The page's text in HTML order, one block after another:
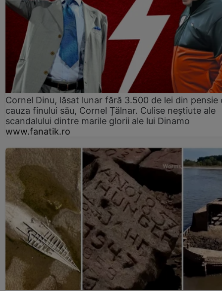
Cornel Dinu, lăsat lunar fără 3.500 de lei din pensie
cauza finului său, Cornel Țălnar. Culise neștiute ale
scandalului dintre marile glorii ale lui Dinamo
www.fanatik.ro